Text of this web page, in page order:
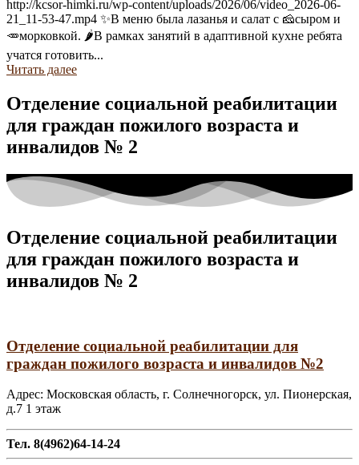
http://kcsor-himki.ru/wp-content/uploads/2026/06/video_2026-06-
21_11-53-47.mp4 ✨В меню была лазанья и салат с 🧀сыром и
🥕морковкой. 🌶В рамках занятий в адаптивной кухне ребята
учатся готовить...
Читать далее
Отделение социальной реабилитации
для граждан пожилого возраста и
инвалидов № 2
Отделение социальной реабилитации
для граждан пожилого возраста и
инвалидов № 2
Отделение социальной реабилитации для
граждан пожилого возраста и инвалидов №2
Адрес: Московская область, г. Солнечногорск, ул. Пионерская,
д.7 1 этаж
Тел. 8(4962)64-14-24